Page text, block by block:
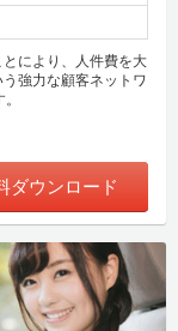
により、人件費を大
強力な顧客ネットワ
ダウンロード